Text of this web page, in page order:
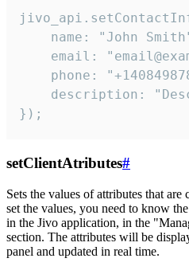
name: "John
email:
phone:
description:
});
setClientAtributes#
Sets the values ​​of attributes that
set the values, you need to know
in the Jivo application, in the
section. The attributes will be
panel and updated in real time.